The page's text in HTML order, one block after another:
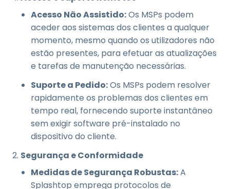
Acesso Não Assistido:Os MSPs podem
aceder aos sistemas dos clientes a qualquer
momento, mesmo quando os utilizadores não
estão presentes, para efetuar as atualizações
e tarefas de manutenção necessárias.
Suporte a Pedido:Os MSPs podem resolver
rapidamente os problemas dos clientes em
tempo real, fornecendo suporte instantâneo
sem exigir software pré-instalado no
dispositivo do cliente.
Segurança e Conformidade
Medidas de Segurança Robustas:A
Splashtop emprega protocolos de